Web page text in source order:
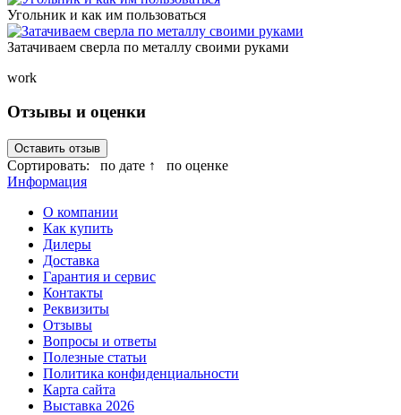
Угольник и как им пользоваться
Затачиваем сверла по металлу своими руками
work
Отзывы и оценки
Оставить отзыв
Сортировать: по дате ↑
по оценке
Информация
О компании
Как купить
Дилеры
Доставка
Гарантия и сервис
Контакты
Реквизиты
Отзывы
Вопросы и ответы
Полезные статьи
Политика конфиденциальности
Карта сайта
Выставка 2026